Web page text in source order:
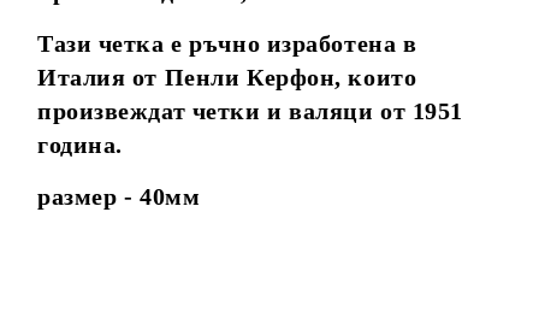
Тази четка е ръчно изработена в
Италия от Пенли Керфон, които
произвеждат четки и валяци от 1951
година.
размер - 40мм